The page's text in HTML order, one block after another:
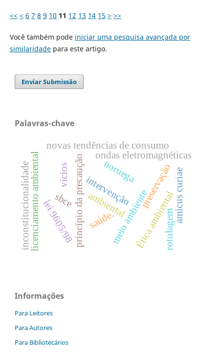
<< < 6 7 8 9 10 11 12 13 14 15 > >>
Você também pode iniciar uma pesquisa avançada por
similaridadepara este artigo.
Enviar Submissão
Palavras-chave
ambiental
noruega
meio ambiente
ondas eletromagnéticas
princípio da precaução saúde.
intervenção preservação
novas tendências de consumo
Ética ambientalamicus curiae
licenciamento ambiental sbce
lei 9605/98
vícios
inconstitucionalidade rotulagem
Informações
Para Leitores
Para Autores
Para Bibliotecários